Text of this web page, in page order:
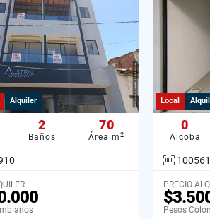
Alquiler
2
Baños
70
Área m 2
Local
0
Alcoba
PRECIO
Pesos